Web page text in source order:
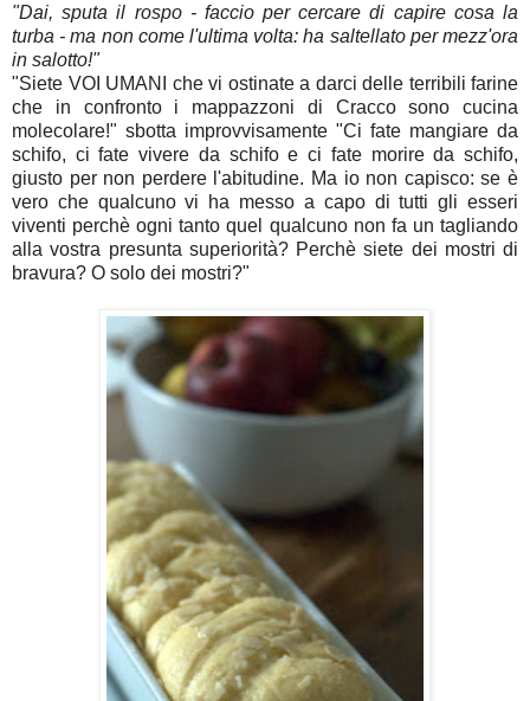
"Dai, sputa il rospo - faccio per cercare di capire cosa la
turba - ma non come l'ultima volta: ha saltellato per mezz'ora
in salotto!"
"Siete VOI UMANI che vi ostinate a darci delle terribili farine
che in confronto i mappazzoni di Cracco sono cucina
molecolare!" sbotta improvvisamente "Ci fate mangiare da
schifo, ci fate vivere da schifo e ci fate morire da schifo,
giusto per non perdere l'abitudine. Ma io non capisco: se è
vero che qualcuno vi ha messo a capo di tutti gli esseri
viventi perchè ogni tanto quel qualcuno non fa un tagliando
alla vostra presunta superiorità? Perchè siete dei mostri di
bravura? O solo dei mostri?"